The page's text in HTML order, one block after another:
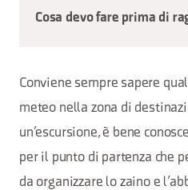
Cosa devo fare prima di
Conviene sempre sapere
meteo nella zona di
un’escursione, è bene
per il punto di partenza che
da organizzare lo zaino e